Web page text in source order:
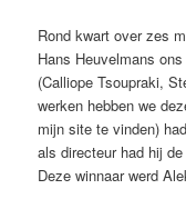
Rond kwart over zes
Hans Heuvelmans
(Calliope Tsoupraki,
werken hebben we
mijn site te vinden)
als directeur had hij
Deze winnaar werd